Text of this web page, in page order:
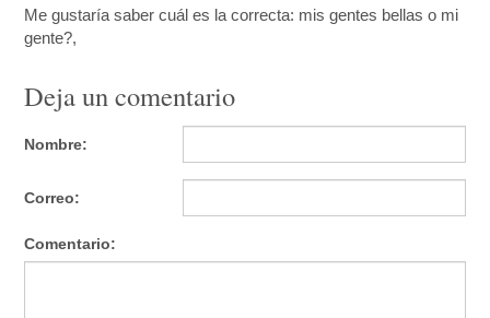
Me gustaría saber cuál es la correcta: mis gentes bellas o mi
gente?,
Deja un comentario
Nombre:
Correo:
Comentario: